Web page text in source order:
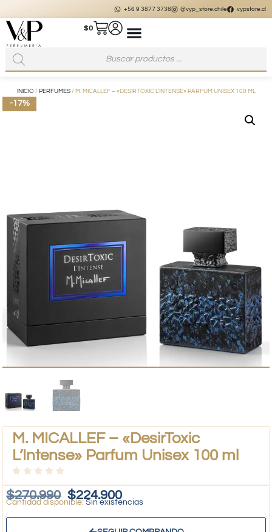
+56 9 3877 3738 @vyp_store.chile vypstore.cl
$0
INICIO / PERFUMES/ M. MICALLEF – «DESIRTOXIC L’INTENSE» PARFUM UNISEX 100 ML
-17%
M. MICALLEF – «DesirToxic
L’Intense» Parfum Unisex 100 ml
$270.990 $224.900
Sin existencias